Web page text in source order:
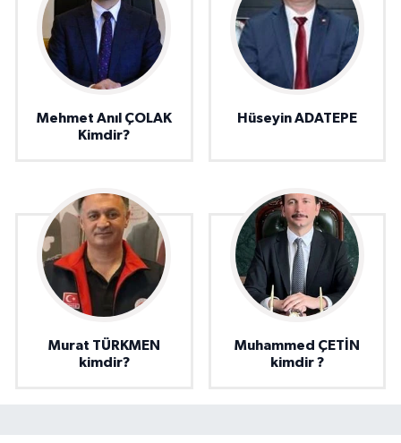
Mehmet Anıl ÇOLAK
Kimdir?
Hüseyin ADATEPE
Murat TÜRKMEN
kimdir?
Muhammed ÇETİN
kimdir ?